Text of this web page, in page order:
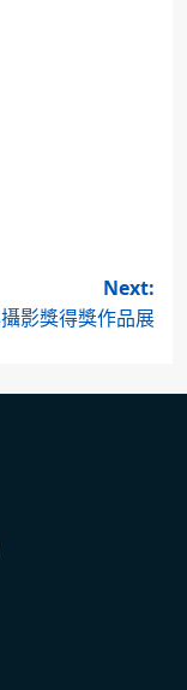
Next:
影獎得獎作品展